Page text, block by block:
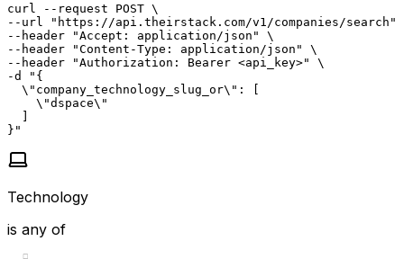
curl --request POST \
--url "https://api.theirstack.com/v1/companies/search"
--header "Accept: application/json" \
--header "Content-Type: application/json" \
--header "Authorization: Bearer <api_key>" \
-d "{
  \"company_technology_slug_or\": [
    \"dspace\"
  ]
}"
Technology
is any of